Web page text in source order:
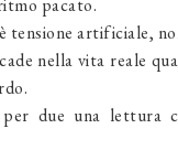
pacato.
artificiale,
nella vita reale
due una lettura